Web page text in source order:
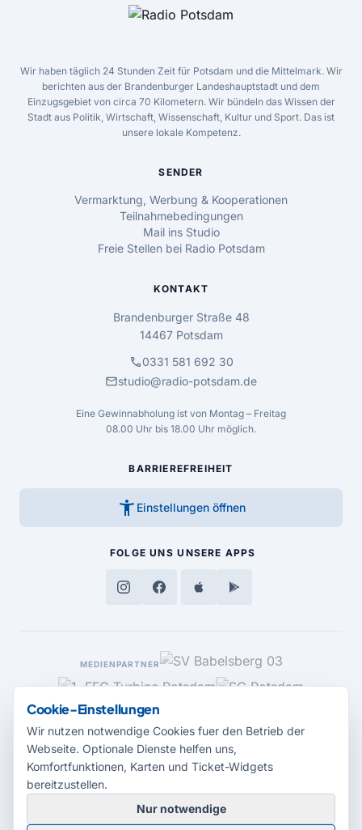
Wir haben täglich 24 Stunden Zeit für Potsdam und die Mittelmark. Wir
berichten aus der Brandenburger Landeshauptstadt und dem
Einzugsgebiet von circa 70 Kilometern. Wir bündeln das Wissen der
Stadt aus Politik, Wirtschaft, Wissenschaft, Kultur und Sport. Das ist
unsere lokale Kompetenz.
SENDER
Vermarktung, Werbung & Kooperationen
Teilnahmebedingungen
Mail ins Studio
Freie Stellen bei Radio Potsdam
KONTAKT
Brandenburger Straße 48
14467 Potsdam
call0331 581 692 30
mailstudio@radio-potsdam.de
Eine Gewinnabholung ist von Montag – Freitag
08.00 Uhr bis 18.00 Uhr möglich.
BARRIEREFREIHEIT
accessibility_new Einstellungen öffnen
FOLGE UNS UNSERE APPS
MEDIENPARTNER
© 2026 Radio Potsdam. Webseite entwickelt durch dieMedienagentur
Cookie-Einstellungen
Wir nutzen notwendige Cookies fuer den Betrieb der
Webseite. Optionale Dienste helfen uns,
Komfortfunktionen, Karten und Ticket-Widgets
bereitzustellen.
Nur notwendige